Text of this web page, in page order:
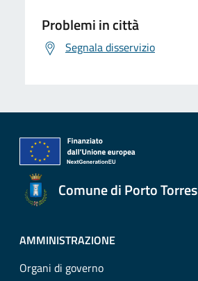
Problemi in città
Segnala disservizio
Comune di Porto Torres
AMMINISTRAZIONE
Organi di governo